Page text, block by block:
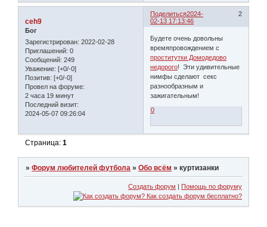
Поделиться 2
2024-
02-13 17:13:46
ceh9
Бог
Зарегистрирован: 2022-02-28
Приглашений: 0
Сообщений: 249
Уважение: [+0/-0]
Позитив: [+0/-0]
Провел на форуме:
2 часа 19 минут
Последний визит:
2024-05-07 09:26:04
Будете очень довольны
времяпровождением с
проститутки Домодедово
недорого! Эти удивительные
нимфы сделают секс
разнообразным и
зажигательным!
0
Страница:1
»Форум любителей футбола »Обо всём »куртизанки
Создать форум Помощь по форуму